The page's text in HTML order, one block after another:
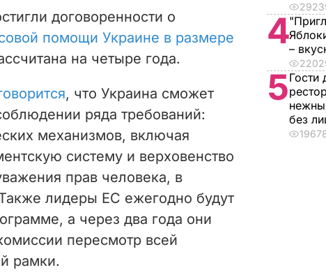
договоренности о
помощи Украине в размере
на четыре года.
, что Украина сможет
ряда требований:
механизмов, включая
систему и верховенство
прав человека, в
лидеры ЕС ежегодно будут
а через два года они
пересмотр всей
рамки.
4–
5Гости
без